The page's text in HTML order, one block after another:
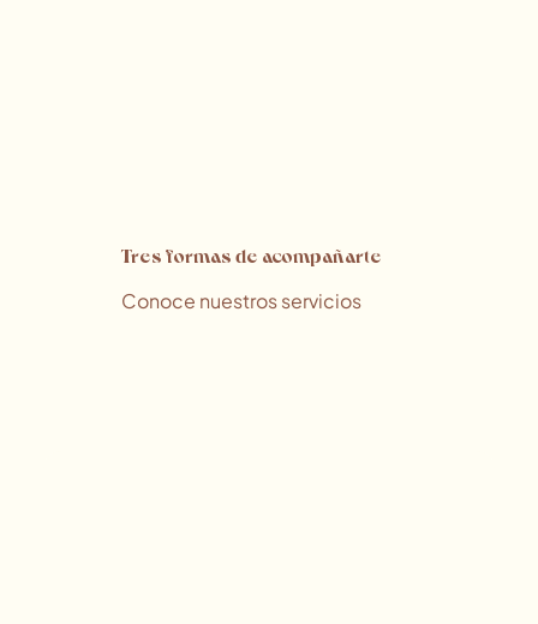
Tres formas de acompañarte
Conoce nuestros servicios